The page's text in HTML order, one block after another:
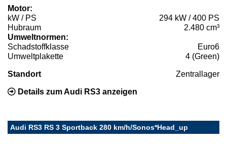
Motor:
kW / PS
294 kW / 400 PS
Hubraum
2.480 cm³
Umweltnormen:
Schadstoffklasse
Euro6
Umweltplakette
4 (Green)
Standort Zentrallager
Details zum Audi RS3 anzeigen
Audi RS3 RS 3 Sportback 280 km/h/Sonos*Head_up